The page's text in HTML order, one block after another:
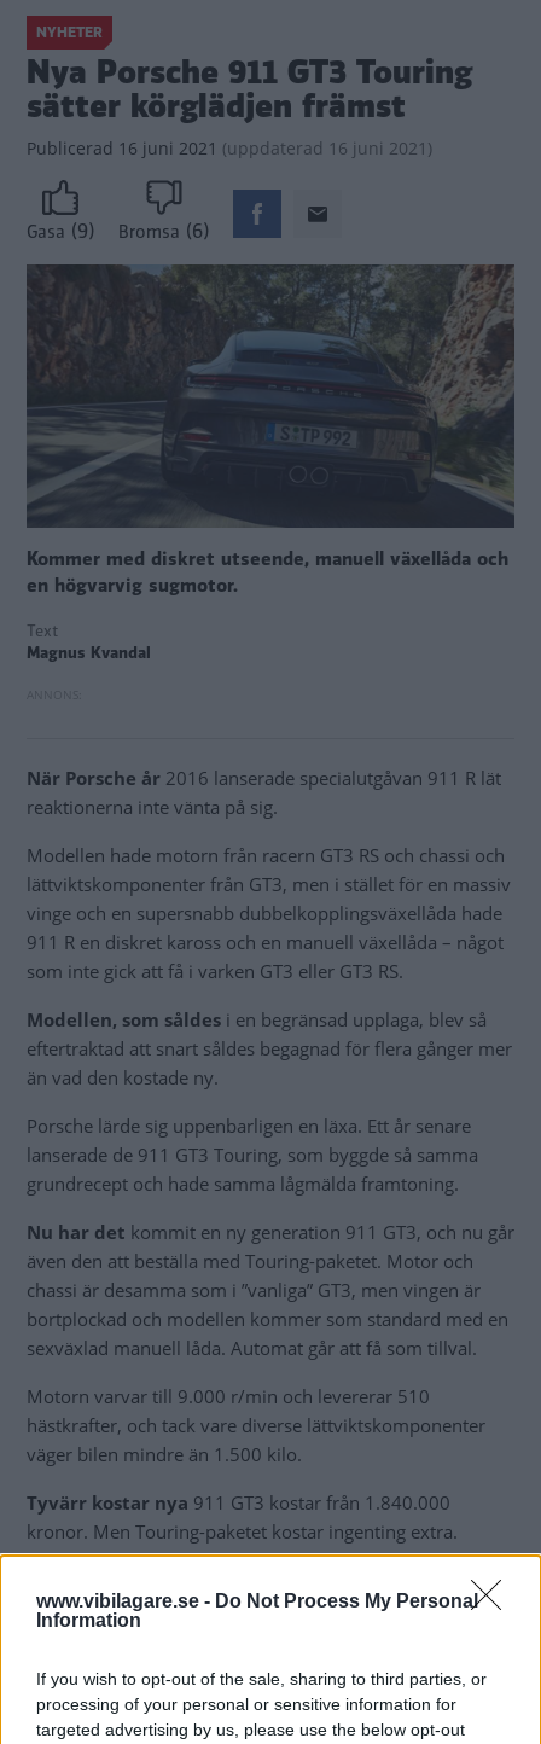
www.vibilagare.se - Do Not Process My Personal
Information
If you wish to opt-out of the sale, sharing to third parties, or
processing of your personal or sensitive information for
targeted advertising by us, please use the below opt-out
NYHETER
Nya Porsche 911 GT3 Touring
sätter körglädjen främst
Publicerad 16 juni 2021 (uppdaterad 16 juni 2021)
Gasa (9) Bromsa (6)
Kommer med diskret utseende, manuell växellåda och
en högvarvig sugmotor.
Text
Magnus Kvandal
När Porsche år 2016 lanserade specialutgåvan 911 R lät
reaktionerna inte vänta på sig.
Modellen hade motorn från racern GT3 RS och chassi och
lättviktskomponenter från GT3, men i stället för en massiv
vinge och en supersnabb dubbelkopplingsväxellåda hade
911 R en diskret kaross och en manuell växellåda – något
som inte gick att få i varken GT3 eller GT3 RS.
Modellen, som såldes i en begränsad upplaga, blev så
eftertraktad att snart såldes begagnad för flera gånger mer
än vad den kostade ny.
Porsche lärde sig uppenbarligen en läxa. Ett år senare
lanserade de 911 GT3 Touring, som byggde så samma
grundrecept och hade samma lågmälda framtoning.
Nu har det kommit en ny generation 911 GT3, och nu går
även den att beställa med Touring-paketet. Motor och
chassi är desamma som i ”vanliga” GT3, men vingen är
bortplockad och modellen kommer som standard med en
sexväxlad manuell låda. Automat går att få som tillval.
Motorn varvar till 9.000 r/min och levererar 510
hästkrafter, och tack vare diverse lättviktskomponenter
väger bilen mindre än 1.500 kilo.
Tyvärr kostar nya 911 GT3 kostar från 1.840.000
kronor. Men Touring-paketet kostar ingenting extra.